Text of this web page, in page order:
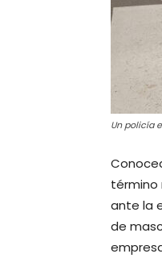
Un policía
término
ante la
de